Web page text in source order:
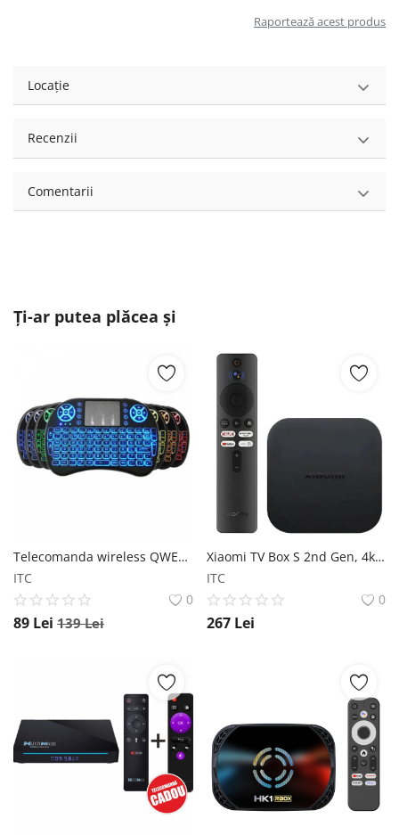
Raportează acest produs
Locație
Recenzii
Comentarii
Ți-ar putea plăcea și
Telecomanda wireless QWERTY cu mini tastatura STAR i8, 2.4G, Iluminare LED 7 culori, Air mouse, Touch pad, Negru Star
ITC
0
89 Lei 139Lei
Xiaomi TV Box S 2nd Gen, 4k, Black Xiaomi
ITC
0
267 Lei